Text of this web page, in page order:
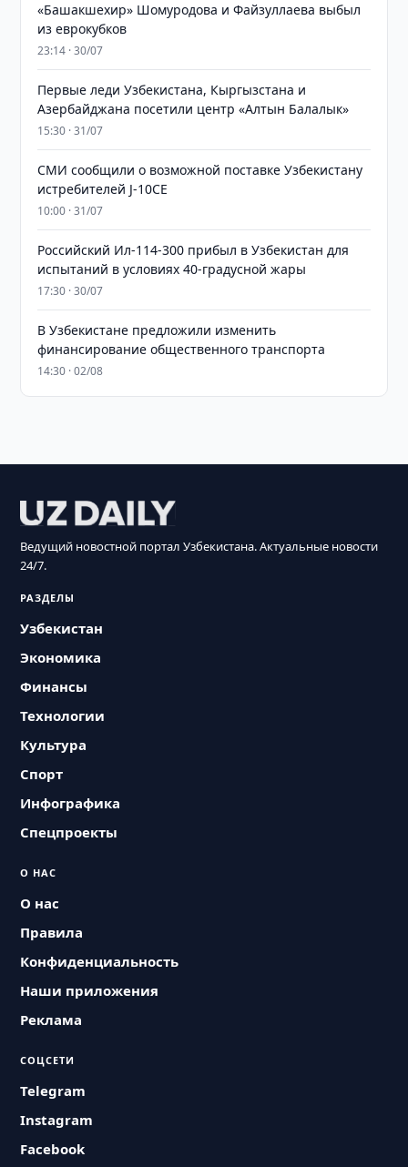
«Башакшехир» Шомуродова и Файзуллаева выбыл
из еврокубков
23:14 · 30/07
Первые леди Узбекистана, Кыргызстана и
Азербайджана посетили центр «Алтын Балалык»
15:30 · 31/07
СМИ сообщили о возможной поставке Узбекистану
истребителей J-10CE
10:00 · 31/07
Российский Ил-114-300 прибыл в Узбекистан для
испытаний в условиях 40-градусной жары
17:30 · 30/07
В Узбекистане предложили изменить
финансирование общественного транспорта
14:30 · 02/08
Ведущий новостной портал Узбекистана. Актуальные новости
24/7.
РАЗДЕЛЫ
Узбекистан
Экономика
Финансы
Технологии
Культура
Спорт
Инфографика
Спецпроекты
О НАС
О нас
Правила
Конфиденциальность
Наши приложения
Реклама
СОЦСЕТИ
Telegram
Instagram
Facebook